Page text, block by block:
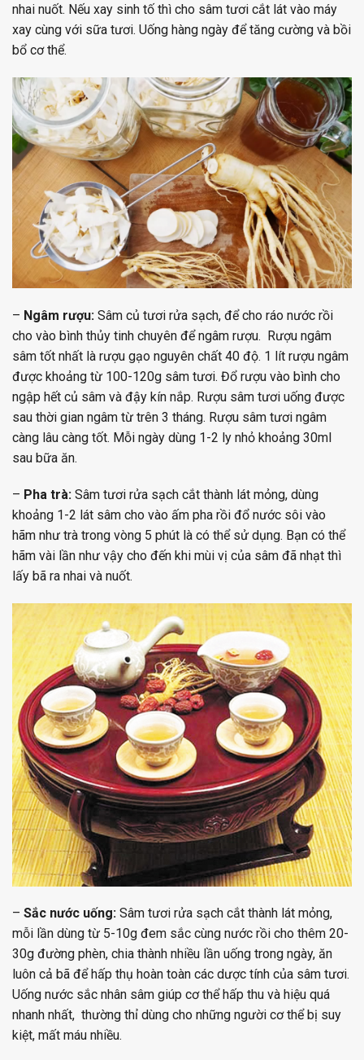
nhai nuốt. Nếu xay sinh tố thì cho sâm tươi cắt lát vào máy
xay cùng với sữa tươi. Uống hàng ngày để tăng cường và bồi
bổ cơ thể.
– Ngâm rượu: Sâm củ tươi rửa sạch, để cho ráo nước rồi
cho vào bình thủy tinh chuyên để ngâm rượu. Rượu ngâm
sâm tốt nhất là rượu gạo nguyên chất 40 độ. 1 lít rượu ngâm
được khoảng từ 100-120g sâm tươi. Đổ rượu vào bình cho
ngập hết củ sâm và đậy kín nắp. Rượu sâm tươi uống được
sau thời gian ngâm từ trên 3 tháng. Rượu sâm tươi ngâm
càng lâu càng tốt. Mỗi ngày dùng 1-2 ly nhỏ khoảng 30ml
sau bữa ăn.
– Pha trà: Sâm tươi rửa sạch cắt thành lát mỏng, dùng
khoảng 1-2 lát sâm cho vào ấm pha rồi đổ nước sôi vào
hãm như trà trong vòng 5 phút là có thể sử dụng. Bạn có thể
hãm vài lần như vậy cho đến khi mùi vị của sâm đã nhạt thì
lấy bã ra nhai và nuốt.
– Sắc nước uống: Sâm tươi rửa sạch cắt thành lát mỏng,
mỗi lần dùng từ 5-10g đem sắc cùng nước rồi cho thêm 20-
30g đường phèn, chia thành nhiều lần uống trong ngày, ăn
luôn cả bã để hấp thụ hoàn toàn các dược tính của sâm tươi.
Uống nước sắc nhân sâm giúp cơ thể hấp thu và hiệu quá
nhanh nhất, thường thỉ dùng cho những người cơ thể bị suy
kiệt, mất máu nhiều.